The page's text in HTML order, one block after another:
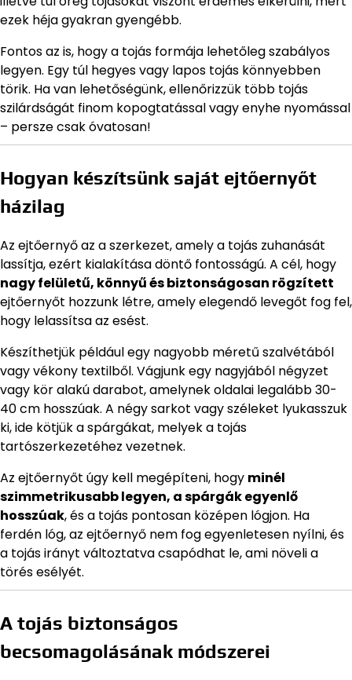
ezek héja gyakran gyengébb.
Fontos az is, hogy a tojás formája lehetőleg szabályos
legyen. Egy túl hegyes vagy lapos tojás könnyebben
törik. Ha van lehetőségünk, ellenőrizzük több tojás
szilárdságát finom kopogtatással vagy enyhe nyomással
– persze csak óvatosan!
Hogyan készítsünk saját ejtőernyőt
házilag
Az ejtőernyő az a szerkezet, amely a tojás zuhanását
lassítja, ezért kialakítása döntő fontosságú. A cél, hogy
nagy felületű, könnyű és biztonságosan rögzített
ejtőernyőt hozzunk létre, amely elegendő levegőt fog fel,
hogy lelassítsa az esést.
Készíthetjük például egy nagyobb méretű szalvétából
vagy vékony textilből. Vágjunk egy nagyjából négyzet
vagy kör alakú darabot, amelynek oldalai legalább 30-
40 cm hosszúak. A négy sarkot vagy széleket lyukasszuk
ki, ide kötjük a spárgákat, melyek a tojás
tartószerkezetéhez vezetnek.
Az ejtőernyőt úgy kell megépíteni, hogy minél
szimmetrikusabb legyen, a spárgák egyenlő
hosszúak, és a tojás pontosan középen lógjon. Ha
ferdén lóg, az ejtőernyő nem fog egyenletesen nyílni, és
a tojás irányt változtatva csapódhat le, ami növeli a
törés esélyét.
A tojás biztonságos
becsomagolásának módszerei